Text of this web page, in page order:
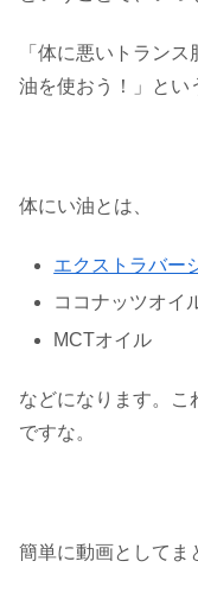
「体に悪いトラン
油を使おう！」とい
体にい油とは、
エクストラバー
ココナッツオイ
MCTオイル
などになります。こ
ですな。
簡単に動画としてま